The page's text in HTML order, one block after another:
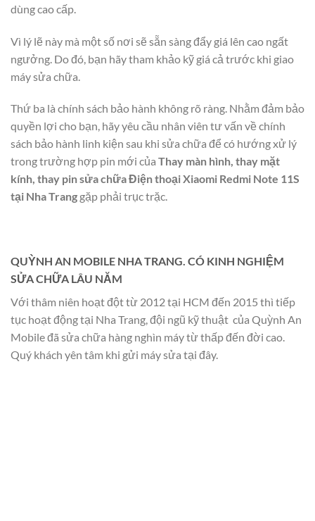
dùng cao cấp.
Vì lý lẽ này mà một số nơi sẽ sẵn sàng đẩy giá lên cao ngất
ngưởng. Do đó, bạn hãy tham khảo kỹ giá cả trước khi giao
máy sửa chữa.
Thứ ba là chính sách bảo hành không rõ ràng. Nhằm đảm bảo
quyền lợi cho bạn, hãy yêu cầu nhân viên tư vấn về chính
sách bảo hành linh kiện sau khi sửa chữa để có hướng xử lý
trong trường hợp pin mới của Thay màn hình, thay mặt
kính, thay pin sửa chữa Điện thoại Xiaomi Redmi Note 11S
tại Nha Trang gặp phải trục trặc.
QUỲNH AN MOBILE NHA TRANG. CÓ KINH NGHIỆM
SỬA CHỮA LÂU NĂM
Với thâm niên hoạt đột từ 2012 tại HCM đến 2015 thì tiếp
tục hoạt động tại Nha Trang, đội ngũ kỹ thuật của Quỳnh An
Mobile đã sửa chữa hàng nghìn máy từ thấp đến đời cao.
Quý khách yên tâm khi gửi máy sửa tại đây.